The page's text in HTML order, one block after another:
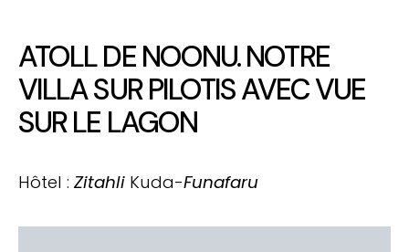
ATOLL DE NOONU. NOTRE
VILLA SUR PILOTIS AVEC VUE
SUR LE LAGON
Hôtel : Zitahli Kuda-Funafaru